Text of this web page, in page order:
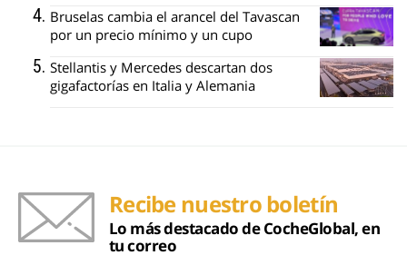
Bruselas cambia el arancel del Tavascan
por un precio mínimo y un cupo
Stellantis y Mercedes descartan dos
gigafactorías en Italia y Alemania
Recibe nuestro boletín
Lo más destacado de CocheGlobal, en
tu correo